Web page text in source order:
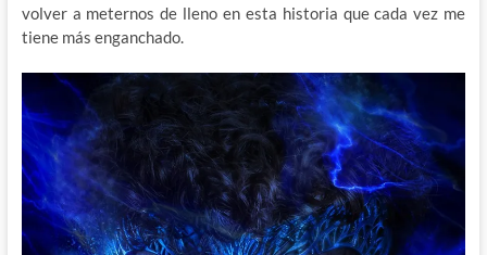
volver a meternos de lleno en esta historia que cada vez me
tiene más enganchado.